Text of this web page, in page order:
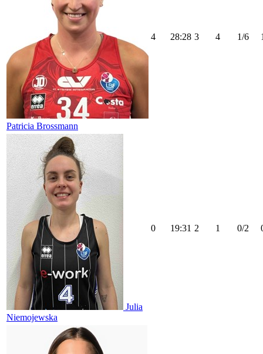
Patricia Brossmann
4 28:28 3 4 1/6
Julia
Niemojewska
0 19:31 2 1 0/2